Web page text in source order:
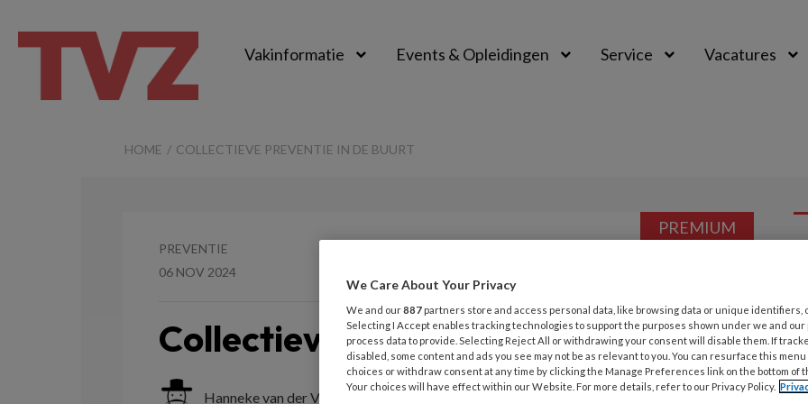
Vakinformatie Events & Opleidingen Service Vacatures
HOME COLLECTIEVE PREVENTIE IN DE BUURT
PREVENTIE
06 NOV 2024
Collectieve preventie in de buurt
Hanneke van der Veen
PREMIUM
We Care About Your Privacy
We and our887 partners store and access personal data, like browsing data or unique identifiers,
Selecting I Accept enables tracking technologies to support the purposes shown under we and
process data to provide. Selecting Reject All or withdrawing your consent will disable them. If
disabled, some content and ads you see may not be as relevant to you. You can resurface this
choices or withdraw consent at any time by clicking the Manage Preferences link on the bottom of
Your choices will have effect within our Website. For more details, refer to our Privacy Policy.